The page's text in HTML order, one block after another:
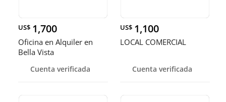
US$ 1,700
Oficina en Alquiler en
Bella Vista
Cuenta verificada
US$ 1,100
LOCAL COMERCIAL
Cuenta verificada